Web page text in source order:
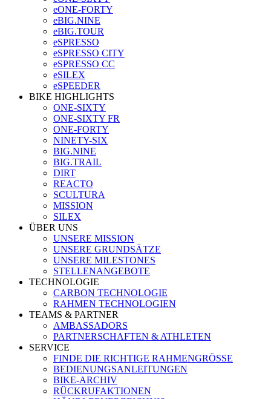
eONE-FORTY
eBIG.NINE
eBIG.TOUR
eSPRESSO
eSPRESSO CITY
eSPRESSO CC
eSILEX
eSPEEDER
BIKE HIGHLIGHTS
ONE-SIXTY
ONE-SIXTY FR
ONE-FORTY
NINETY-SIX
BIG.NINE
BIG.TRAIL
DIRT
REACTO
SCULTURA
MISSION
SILEX
ÜBER UNS
UNSERE MISSION
UNSERE GRUNDSÄTZE
UNSERE MILESTONES
STELLENANGEBOTE
TECHNOLOGIE
CARBON TECHNOLOGIE
RAHMEN TECHNOLOGIEN
TEAMS & PARTNER
AMBASSADORS
PARTNERSCHAFTEN & ATHLETEN
SERVICE
FINDE DIE RICHTIGE RAHMENGRÖSSE
BEDIENUNGSANLEITUNGEN
BIKE-ARCHIV
RÜCKRUFAKTIONEN